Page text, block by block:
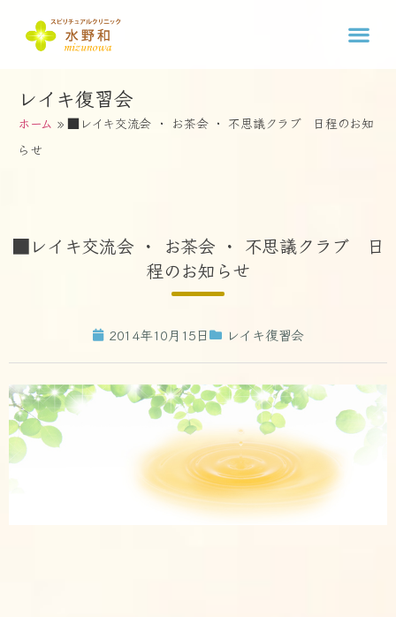
レイキ復習会
ホーム »■レイキ交流会 ・ お茶会 ・ 不思議クラブ 日程のお知
らせ
■レイキ交流会 ・ お茶会 ・ 不思議クラブ 日
程のお知らせ
2014年10月15日 レイキ復習会